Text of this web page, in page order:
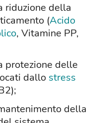
riduzione della
(Acido
, Vitamine PP,
protezione delle
dallo stress
della